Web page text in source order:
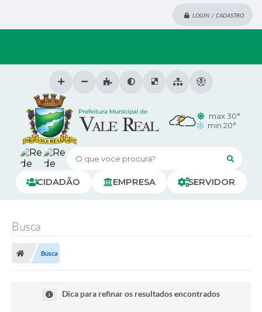
LOGIN / CADASTRO
O que voce procura?
CIDADÃO EMPRESA SERVIDOR
max 30°
min 20°
Busca
Busca
Dica para refinar os resultados encontrados